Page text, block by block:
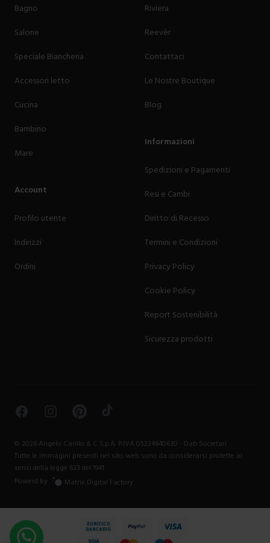
Bagno
Salone
Speciale Biancheria
Accessori letto
Cucina
Bambino
Mare
Account
Profilo utente
Indirizzi
Ordini
Riviera
Reevèr
Contattaci
Le Nostre Boutique
Blog
Informazioni
Spedizioni e Pagamenti
Resi e Cambi
Diritto di Recesso
Termini e Condizioni
Privacy Policy
Cookie Policy
Report Sostenibilità
Sicurezza prodotti
FacebookInstagramPinterestTikTok
© 2026 Angelo Carillo & C S.p.A. P.IVA 05224640630 - Dati Societari
Tutte le immagini presenti nel sito web sono da considerarsi protette ai
sensi della legge 633 del 1941.
Powerd by
Matrix Digital Factory